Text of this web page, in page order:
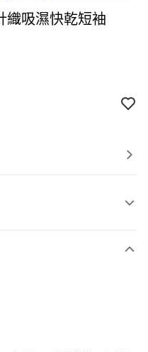
織吸濕快乾短袖